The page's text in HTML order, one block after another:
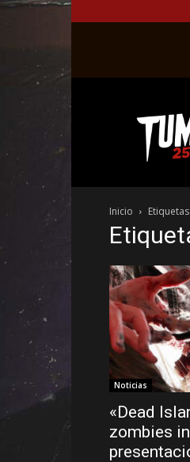
web
del
el
género
Inicio Etiquetas
Noticias
«Dead
zombies